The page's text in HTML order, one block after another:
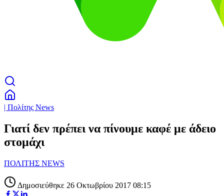
| Πολίτης News
Γιατί δεν πρέπει να πίνουμε καφέ με άδειο
στομάχι
ΠΟΛΙΤΗΣ NEWS
Δημοσιεύθηκε 26 Οκτωβρίου 2017 08:15